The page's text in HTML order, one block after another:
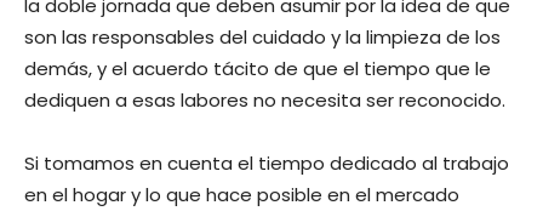
son las responsables del cuidado y la limpieza de los
demás, y el acuerdo tácito de que el tiempo que le
dediquen a esas labores no necesita ser reconocido.
Si tomamos en cuenta el tiempo dedicado al trabajo
en el hogar y lo que hace posible en el mercado